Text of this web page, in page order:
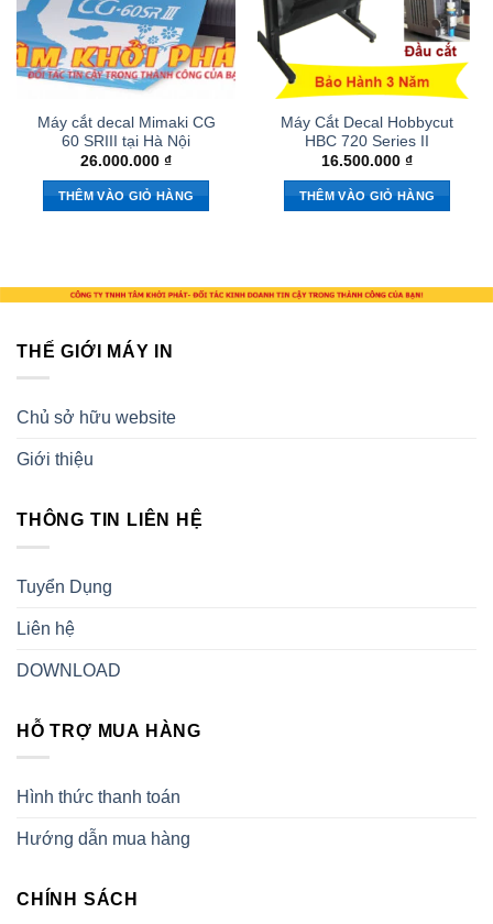
Máy cắt decal Mimaki CG
60 SRIII tại Hà Nội
26.000.000 ₫
THÊM VÀO GIỎ HÀNG
Máy Cắt Decal Hobbycut
HBC 720 Series II
16.500.000 ₫
THÊM VÀO GIỎ HÀNG
THẾ GIỚI MÁY IN
Chủ sở hữu website
Giới thiệu
THÔNG TIN LIÊN HỆ
Tuyển Dụng
Liên hệ
DOWNLOAD
HỖ TRỢ MUA HÀNG
Hình thức thanh toán
Hướng dẫn mua hàng
CHÍNH SÁCH